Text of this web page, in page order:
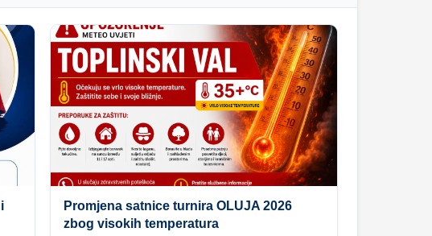
Promjena satnice turnira OLUJA 2026
zbog visokih temperatura